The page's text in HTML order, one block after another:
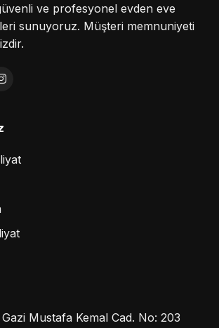
ve profesyonel evden eve
sunuyoruz. Müşteri memnuniyeti
Gazi Mustafa Kemal Cad. No: 203